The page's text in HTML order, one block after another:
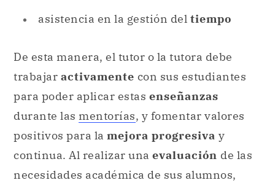
asistencia en la gestión del tiempo
De esta manera, el tutor o la tutora debe
trabajar activamente con sus estudiantes
para poder aplicar estas enseñanzas
durante las mentorías, y fomentar valores
positivos para la mejora progresiva y
continua. Al realizar una evaluación de las
necesidades académica de sus alumnos,